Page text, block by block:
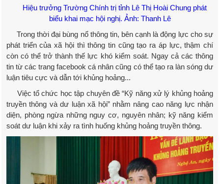
Hiệu trưởng Trường Chính trị tỉnh Lê Thị Hoài Chung phát
biểu khai mạc hội nghị. Ảnh: Thanh Lê
Trong thời đại bùng nổ thông tin, bên cạnh là động lực cho sự
phát triển của xã hội thì thông tin cũng tạo ra áp lực, thậm chí
còn có thể trở thành thế lực khó kiểm soát. Ngay cả các thông
tin từ các trang facebook cá nhân cũng có thể tạo ra làn sóng dư
luận tiêu cực và dẫn tới khủng hoảng...
Việc tổ chức học tập chuyên đề “Kỹ năng xử lý khủng hoảng
truyền thông và dư luận xã hội” nhằm nâng cao năng lực nhận
diện, phòng ngừa những nguy cơ, nguyên nhân; kỹ năng kiểm
soát dư luận khi xảy ra tình huống khủng hoảng truyền thông.